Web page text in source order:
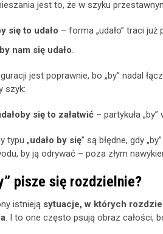
jest to, że w szyku
się to udało – forma „udało” traci już
nam się udało.
jest poprawnie, bo „by” nadal
szyk:
się to załatwić – partykuła
typu „udało by się” są błędne, gdy
by ją odrywać – poza złym
pisze się rozdzielnie?
istnieją sytuacje, w których
. I to one często psują obraz całości,